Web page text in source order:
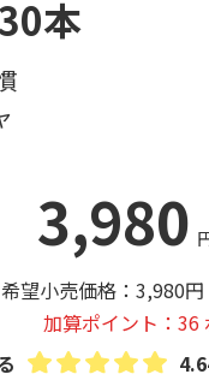
本
3,980
望小売価格： 3,980円
加算ポイント：36